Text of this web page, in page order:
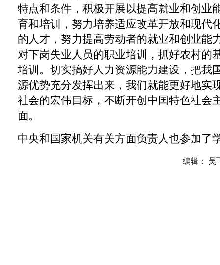
特点和条件，积极开展以提高就业和创业
育和培训，努力培养适应改革开放和现代
的人才，努力提高劳动者的就业和创业能
对下岗失业人员的职业培训，抓好农村的
培训。切实搞好人力资源能力建设，把我
源优势充分发挥出来，我们就能更好地实
社会的宏伟目标，不断开创中国特色社会
面。
中央和国家机关有关方面负责人也参加了
编辑： 吴